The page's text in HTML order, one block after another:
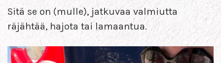
Sitä se on (mulle), jatkuvaa valmiutta
räjähtää, hajota tai lamaantua.